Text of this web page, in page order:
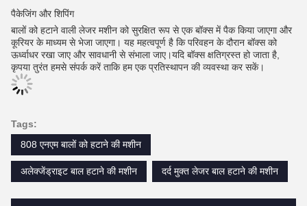
पैकेजिंग और शिपिंग
बालों को हटाने वाली लेजर मशीन को सुरक्षित रूप से एक बॉक्स में पैक किया जाएगा और
कूरियर के माध्यम से भेजा जाएगा। यह महत्वपूर्ण है कि परिवहन के दौरान बॉक्स को
ऊर्ध्वाधर रखा जाए और सावधानी से संभाला जाए।यदि बॉक्स क्षतिग्रस्त हो जाता है,
कृपया तुरंत हमसे संपर्क करें ताकि हम एक प्रतिस्थापन की व्यवस्था कर सकें।
Tags:
808 एनएम बालों को हटाने की मशीन
अलेक्जेंड्राइट बाल हटाने की मशीन दर्द मुक्त लेजर बाल हटाने की मशीन